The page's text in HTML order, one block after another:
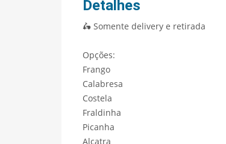
Detalhes
🛵 Somente delivery e retirada
Opções:
Frango
Calabresa
Costela
Fraldinha
Picanha
Alcatra